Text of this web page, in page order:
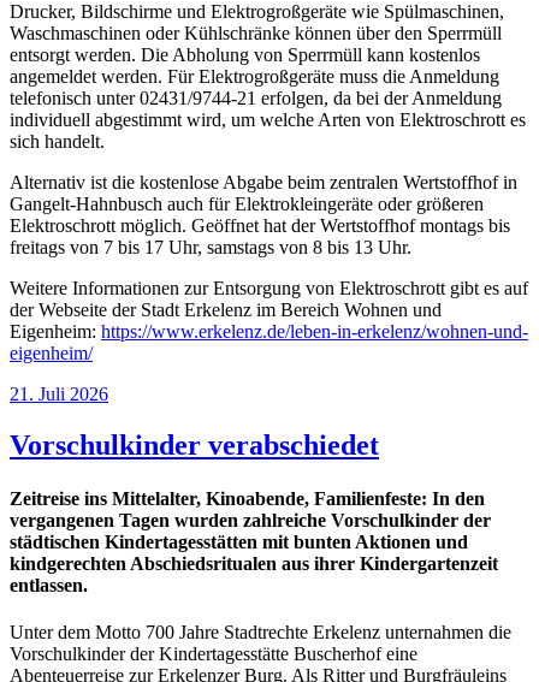
Drucker, Bildschirme und Elektrogroßgeräte wie Spülmaschinen,
Waschmaschinen oder Kühlschränke können über den Sperrmüll
entsorgt werden. Die Abholung von Sperrmüll kann kostenlos
angemeldet werden. Für Elektrogroßgeräte muss die Anmeldung
telefonisch unter 02431/9744-21 erfolgen, da bei der Anmeldung
individuell abgestimmt wird, um welche Arten von Elektroschrott es
sich handelt.
Alternativ ist die kostenlose Abgabe beim zentralen Wertstoffhof in
Gangelt-Hahnbusch auch für Elektrokleingeräte oder größeren
Elektroschrott möglich. Geöffnet hat der Wertstoffhof montags bis
freitags von 7 bis 17 Uhr, samstags von 8 bis 13 Uhr.
Weitere Informationen zur Entsorgung von Elektroschrott gibt es auf
der Webseite der Stadt Erkelenz im Bereich Wohnen und
Eigenheim: https://www.erkelenz.de/leben-in-erkelenz/wohnen-und-
eigenheim/
21. Juli 2026
Vorschulkinder verabschiedet
Zeitreise ins Mittelalter, Kinoabende, Familienfeste: In den
vergangenen Tagen wurden zahlreiche Vorschulkinder der
städtischen Kindertagesstätten mit bunten Aktionen und
kindgerechten Abschiedsritualen aus ihrer Kindergartenzeit
entlassen.
Unter dem Motto 700 Jahre Stadtrechte Erkelenz unternahmen die
Vorschulkinder der Kindertagesstätte Buscherhof eine
Abenteuerreise zur Erkelenzer Burg. Als Ritter und Burgfräuleins